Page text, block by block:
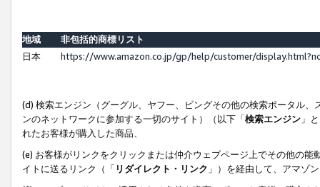
地域
非包括的商標リスト
日本
https://www.amazon.co.jp/gp/help/customer/
(d) 検索エンジン（グーグル、ヤフー、ビングその他の検索ポータル
ンのネットワークに参加する一切のサイト）（以下「検索エンジン 」
れたお客様が購入した商品、
(e) お客様がリンクをクリックまたは仲介ウェブページ上でその他の
イトに送るリンク（「 リダイレクト・リンク 」）を経由して、アマゾ